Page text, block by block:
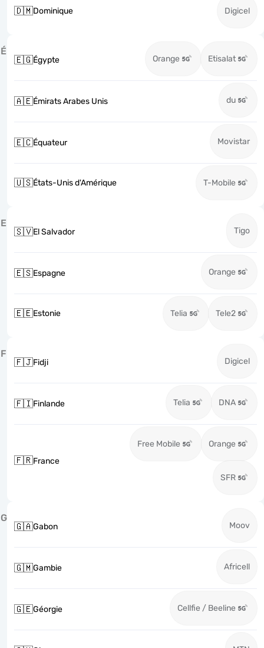
🇩🇲Dominique Digicel
É
🇪🇬Égypte Orange Etisalat
🇦🇪Émirats Arabes Unis du
🇪🇨Équateur Movistar
🇺🇸États-Unis d'Amérique T-Mobile
E
🇸🇻El Salvador Tigo
🇪🇸Espagne Orange
🇪🇪Estonie Telia Tele2
F
🇫🇯Fidji Digicel
🇫🇮Finlande Telia DNA
🇫🇷France
Free Mobile Orange
SFR
G
🇬🇦Gabon Moov
🇬🇲Gambie Africell
🇬🇪Géorgie Cellfie / Beeline